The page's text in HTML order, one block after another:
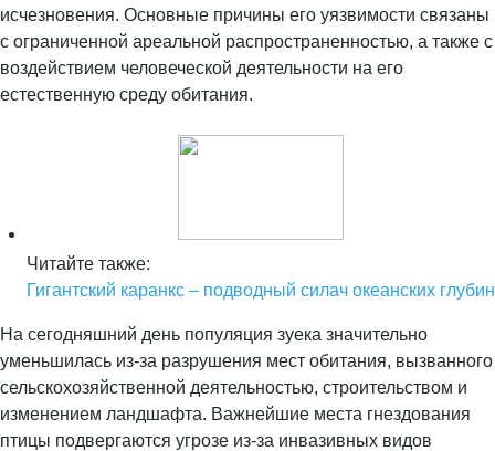
исчезновения. Основные причины его уязвимости связаны
с ограниченной ареальной распространенностью, а также с
воздействием человеческой деятельности на его
естественную среду обитания.
Читайте также:
Гигантский каранкс – подводный силач океанских глубин
На сегодняшний день популяция зуека значительно
уменьшилась из-за разрушения мест обитания, вызванного
сельскохозяйственной деятельностью, строительством и
изменением ландшафта. Важнейшие места гнездования
птицы подвергаются угрозе из-за инвазивных видов